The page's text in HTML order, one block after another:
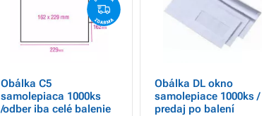
Obálka C5
samolepiaca 1000ks
/odber iba celé balenie
Obálka DL okno
samolepiace 1000ks /
predaj po balení